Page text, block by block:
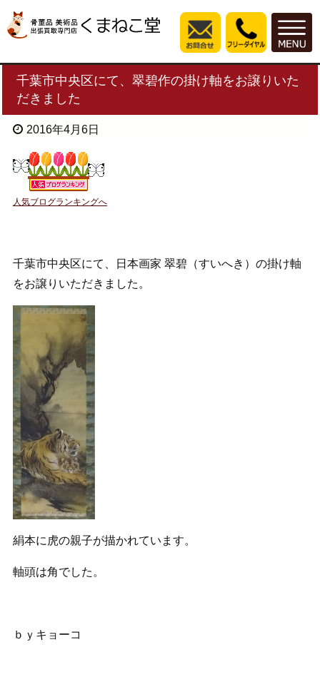
千葉市中央区にて、翠碧作の掛け軸をお譲りいた
だきました
2016年4月6日
人気ブログランキングへ
千葉市中央区にて、日本画家 翠碧（すいへき）の掛け軸
をお譲りいただきました。
絹本に虎の親子が描かれています。
軸頭は角でした。
ｂｙキョーコ